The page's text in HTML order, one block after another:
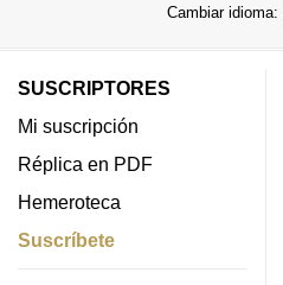
Cambiar idioma:
SUSCRIPTORES
Mi suscripción
Réplica en PDF
Hemeroteca
Suscríbete